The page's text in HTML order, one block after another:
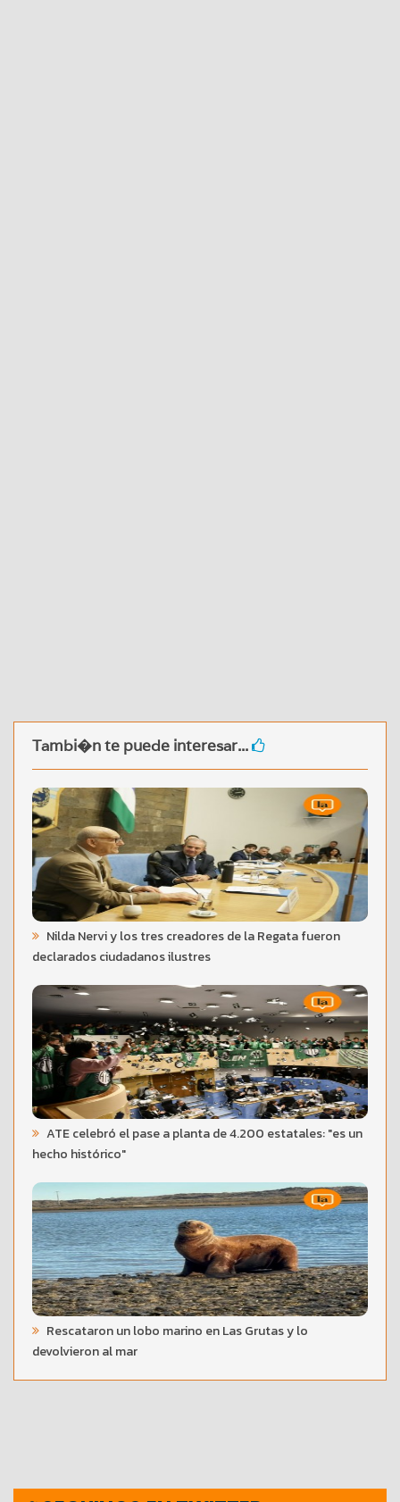
Tambi�n te puede interesar...
Nilda Nervi y los tres creadores de la Regata fueron
declarados ciudadanos ilustres
ATE celebró el pase a planta de 4.200 estatales: "es un
hecho histórico"
Rescataron un lobo marino en Las Grutas y lo
devolvieron al mar